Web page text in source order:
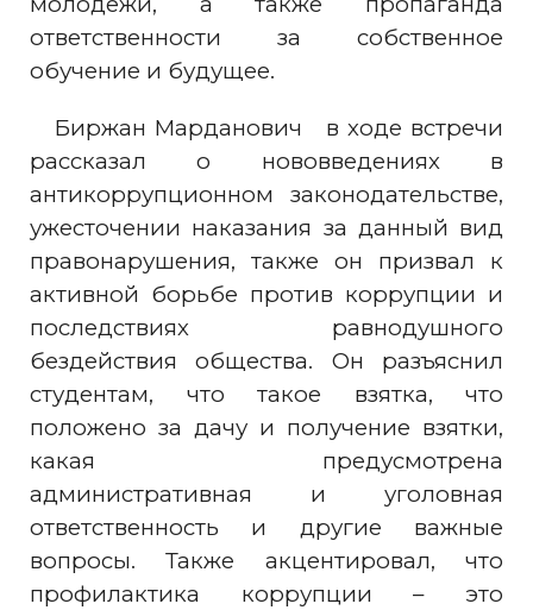
ответственности за собственное
обучение и будущее.
Биржан Марданович в ходе встречи
рассказал о нововведениях в
антикоррупционном законодательстве,
ужесточении наказания за данный вид
правонарушения, также он призвал к
активной борьбе против коррупции и
последствиях равнодушного
бездействия общества. Он разъяснил
студентам, что такое взятка, что
положено за дачу и получение взятки,
какая предусмотрена
административная и уголовная
ответственность и другие важные
вопросы. Также акцентировал, что
профилактика коррупции – это